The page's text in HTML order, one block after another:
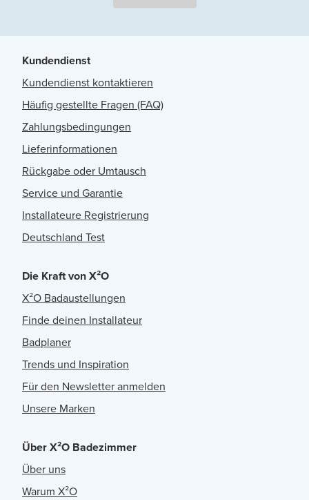
Kundendienst
Kundendienst kontaktieren
Häufig gestellte Fragen (FAQ)
Zahlungsbedingungen
Lieferinformationen
Rückgabe oder Umtausch
Service und Garantie
Installateure Registrierung
Deutschland Test
Die Kraft von X²O
X²O Badaustellungen
Finde deinen Installateur
Badplaner
Trends und Inspiration
Für den Newsletter anmelden
Unsere Marken
Über X²O Badezimmer
Über uns
Warum X²O